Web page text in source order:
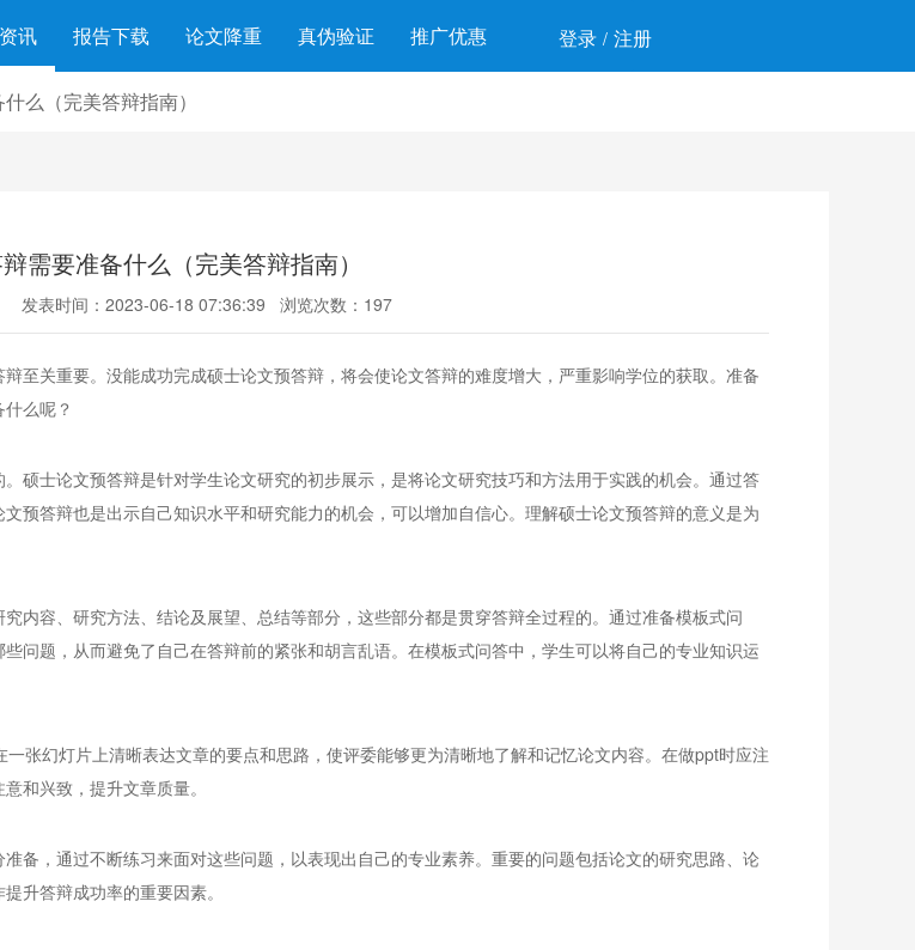
讯 报告下载 论文降重 真伪验证 推广优惠 登录 / 注册
么（完美答辩指南）
需要准备什么（完美答辩指南）
发表时间：2023-06-18 07:36:39 浏览次数：197
至关重要。没能成功完成硕士论文预答辩，将会使论文答辩的难度增大，严重影响学位的获取。准备
么呢？
硕士论文预答辩是针对学生论文研究的初步展示，是将论文研究技巧和方法用于实践的机会。通过答
预答辩也是出示自己知识水平和研究能力的机会，可以增加自信心。理解硕士论文预答辩的意义是为
内容、研究方法、结论及展望、总结等部分，这些部分都是贯穿答辩全过程的。通过准备模板式问
问题，从而避免了自己在答辩前的紧张和胡言乱语。在模板式问答中，学生可以将自己的专业知识运
张幻灯片上清晰表达文章的要点和思路，使评委能够更为清晰地了解和记忆论文内容。在做ppt时应注
和兴致，提升文章质量。
备，通过不断练习来面对这些问题，以表现出自己的专业素养。重要的问题包括论文的研究思路、论
升答辩成功率的重要因素。